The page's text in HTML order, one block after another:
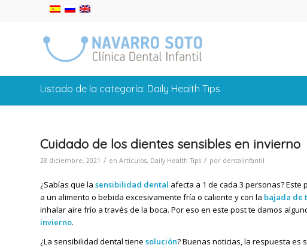
Listado de la categoría: Daily Health Tips
Cuidado de los dientes sensibles en invierno
28 diciembre, 2021 / en Artículos, Daily Health Tips / por dentalinfantil
¿Sabías que la sensibilidad dental afecta a 1 de cada 3 personas?
a un alimento o bebida excesivamente fría o caliente y con la bajada de
inhalar aire frío a través de la boca. Por eso en este post te damos
invierno.
¿La sensibilidad dental tiene solución? Buenas noticias, la respuesta es